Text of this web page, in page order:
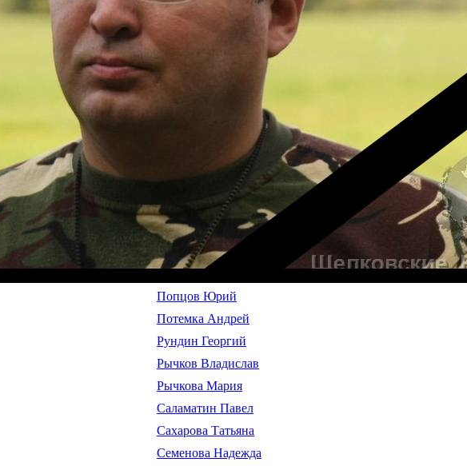
Попцов Юрий
Потемка Андрей
Рундин Георгий
Рычков Владислав
Рычкова Мария
Саламатин Павел
Сахарова Татьяна
Семенова Надежда